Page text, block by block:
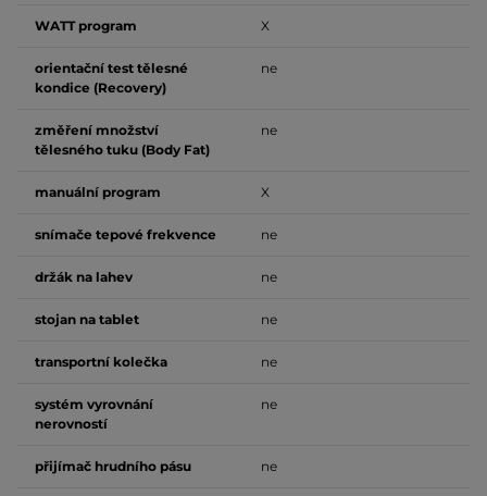
WATT program X
orientační test tělesné
kondice (Recovery)
ne
změření množství
tělesného tuku (Body Fat)
ne
manuální program X
snímače tepové frekvence ne
držák na lahev ne
stojan na tablet ne
transportní kolečka ne
systém vyrovnání
nerovností
ne
přijímač hrudního pásu ne